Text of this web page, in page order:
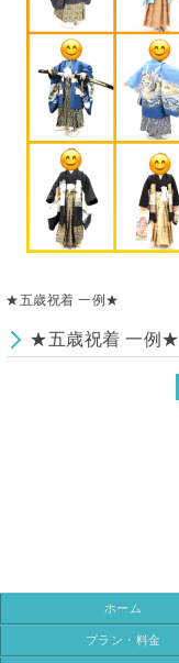
★五歳祝着 一例★
★五歳祝着 一例★
ホーム
プラン・料金